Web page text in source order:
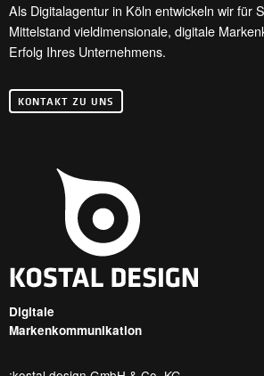
Als Digitalagentur in Köln entwickeln wir für
Mittelstand vieldimensionale, digitale
Erfolg Ihres Unternehmens.
KONTAKT ZU UNS
Digitale
Markenkommunikation